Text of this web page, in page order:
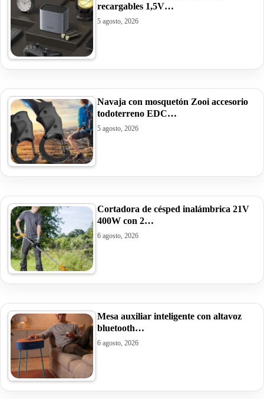
recargables 1,5V…
5 agosto, 2026
Navaja con mosquetón Zooi accesorio
todoterreno EDC…
5 agosto, 2026
Cortadora de césped inalámbrica 21V
400W con 2…
6 agosto, 2026
Mesa auxiliar inteligente con altavoz
bluetooth…
6 agosto, 2026